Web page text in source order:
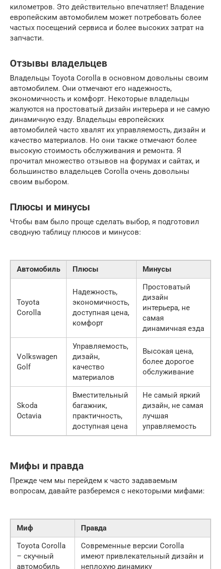
километров. Это действительно впечатляет! Владение
европейским автомобилем может потребовать более
частых посещений сервиса и более высоких затрат на
запчасти.
Отзывы владельцев
Владельцы Toyota Corolla в основном довольны своим
автомобилем. Они отмечают его надежность,
экономичность и комфорт. Некоторые владельцы
жалуются на простоватый дизайн интерьера и не самую
динамичную езду. Владельцы европейских
автомобилей часто хвалят их управляемость, дизайн и
качество материалов. Но они также отмечают более
высокую стоимость обслуживания и ремонта. Я
прочитал множество отзывов на форумах и сайтах, и
большинство владельцев Corolla очень довольны
своим выбором.
Плюсы и минусы
Чтобы вам было проще сделать выбор, я подготовил
сводную таблицу плюсов и минусов:
Автомобиль Плюсы Минусы
Toyota
Corolla
Надежность,
экономичность,
доступная цена,
комфорт
Простоватый
дизайн
интерьера, не
самая
динамичная езда
Volkswagen
Golf
Управляемость,
дизайн,
качество
материалов
Высокая цена,
более дорогое
обслуживание
Skoda
Octavia
Вместительный
багажник,
практичность,
доступная цена
Не самый яркий
дизайн, не самая
лучшая
управляемость
Мифы и правда
Прежде чем мы перейдем к часто задаваемым
вопросам, давайте разберемся с некоторыми мифами:
Миф
Правда
Toyota Corolla
– скучный
автомобиль
Современные версии Corolla
имеют привлекательный дизайн и
неплохую динамику